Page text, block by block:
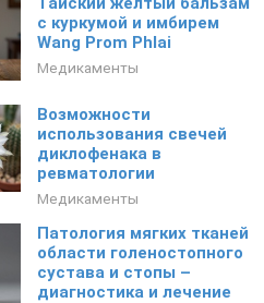
с куркумой и имбирем
Wang Prom Phlai
Медикаменты
Возможности
использования свечей
диклофенака в
ревматологии
Медикаменты
Патология мягких тканей
области голеностопного
сустава и стопы –
диагностика и лечение